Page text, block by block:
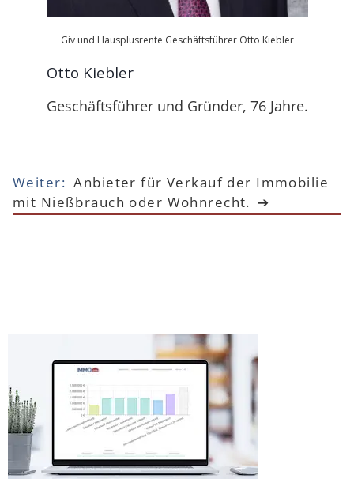
Giv und Hausplusrente Geschäftsführer Otto Kiebler
Otto Kiebler
Geschäftsführer und Gründer, 76 Jahre.
Anbieter für Verkauf der Immobilie
mit Nießbrauch oder Wohnrecht.